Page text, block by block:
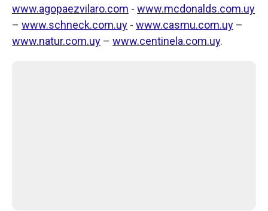
www.agopaezvilaro.com - www.mcdonalds.com.uy
– www.schneck.com.uy - www.casmu.com.uy –
www.natur.com.uy – www.centinela.com.uy.